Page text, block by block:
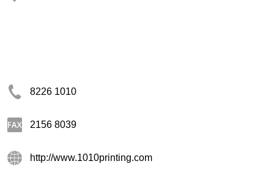
8226 1010
2156 8039
http://www.1010printing.com